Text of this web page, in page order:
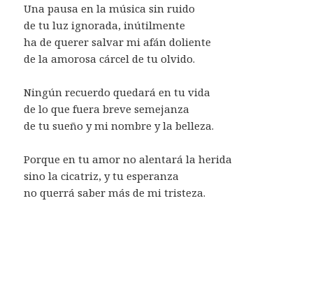
Una pausa en la música sin ruido
de tu luz ignorada, inútilmente
ha de querer salvar mi afán doliente
de la amorosa cárcel de tu olvido.
Ningún recuerdo quedará en tu vida
de lo que fuera breve semejanza
de tu sueño y mi nombre y la belleza.
Porque en tu amor no alentará la herida
sino la cicatriz, y tu esperanza
no querrá saber más de mi tristeza.